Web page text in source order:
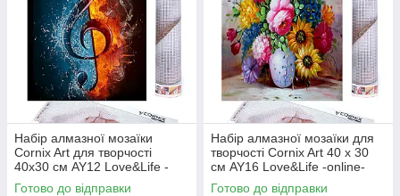
Набір алмазної мозаїки
Cornix Art для творчості
40x30 см AY12 Love&Life -
online-multimarket-
Готово до відправки
Набір алмазної мозаїки для
творчості Cornix Art 40 x 30
см AY16 Love&Life -online-
multimarket-
Готово до відправки